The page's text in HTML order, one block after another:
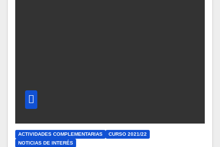
ACTIVIDADES COMPLEMENTARIAS
CURSO 2021/22
NOTICIAS DE INTERÉS